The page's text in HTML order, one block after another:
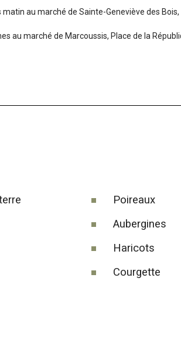
matin au marché de Sainte-Geneviève des Bois,
au marché de Marcoussis, Place de la
Poireaux
Aubergines
Haricots
Courgette